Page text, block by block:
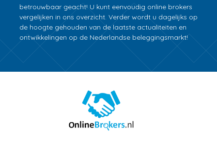
betrouwbaar geacht! U kunt eenvoudig online brokers
vergelijken in ons overzicht. Verder wordt u dagelijks op
de hoogte gehouden van de laatste actualiteiten en
ontwikkelingen op de Nederlandse beleggingsmarkt!